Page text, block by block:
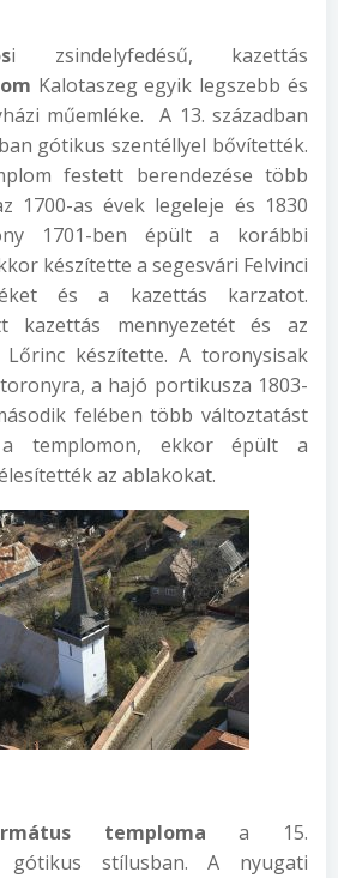
i zsindelyfedésű, kazettás
Kalotaszeg egyik legszebb és
műemléke. A 13. században
gótikus szentéllyel bővítették.
festett berendezése több
1700-as évek legeleje és 1830
1701-ben épült a korábbi
készítette a segesvári Felvinci
és a kazettás karzatot.
kazettás mennyezetét és az
készítette. A toronysisak
a hajó portikusza 1803-
felében több változtatást
templomon, ekkor épült a
az ablakokat.
templomaa 15.
gótikus stílusban. A nyugati